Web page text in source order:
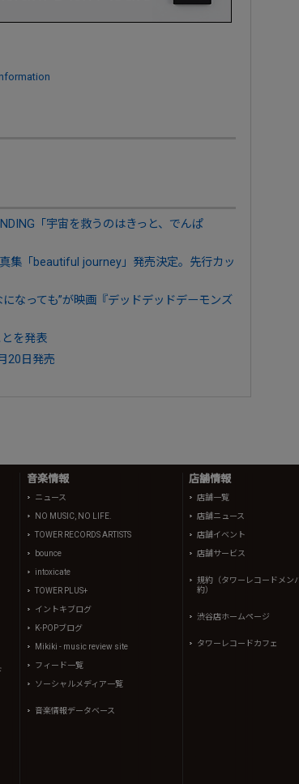
「宇宙を救うのはきっと、でんぱ
集「beautiful journey」発売決定。先行カッ
なっても”が映画『デッドデッドデーモンズ
を発表
20日発売
音楽情報
ニュース
NO MUSIC, NO LIFE.
TOWER RECORDS ARTISTS
bounce
intoxicate
TOWER PLUS+
イントキブログ
K-POPブログ
Mikiki - music review site
フィード一覧
ソーシャルメディア一覧
音楽情報データベース
店舗情報
店舗一覧
店舗ニュース
店舗イベント
店舗サービス
規約（タワーレコードメン
約）
渋谷店ホームページ
タワーレコードカフェ